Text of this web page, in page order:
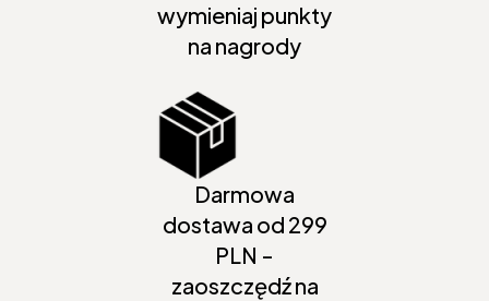
wymieniaj punkty
na nagrody
Darmowa
dostawa od 299
PLN -
zaoszczędź na